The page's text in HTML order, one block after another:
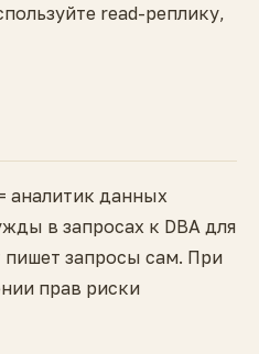
read-реплику,
аналитик данных
в запросах к DBA для
пишет запросы сам. При
прав риски